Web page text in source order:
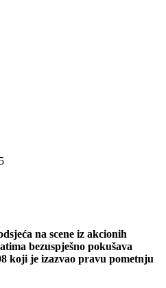
na scene iz akcionih
bezuspješno pokušava
koji je izazvao pravu pometnju